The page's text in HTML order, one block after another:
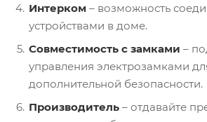
Интерком – возможность
устройствами в доме.
Совместимость с замками –
управления электрозамками
дополнительной безопасности.
Производитель – отдавайте